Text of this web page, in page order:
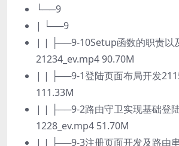
└──9
| └──9
| | ├──9-10Setup函数的职责以
21234_ev.mp4 90.70M
| | ├──9-1登陆页面布局开发
111.33M
| | ├──9-2路由守卫实现基础登
1228_ev.mp4 51.70M
| | ├──9-3注册页面开发及路由